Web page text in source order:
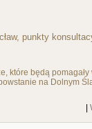
punkty
które będą pomagały
na Dolnym